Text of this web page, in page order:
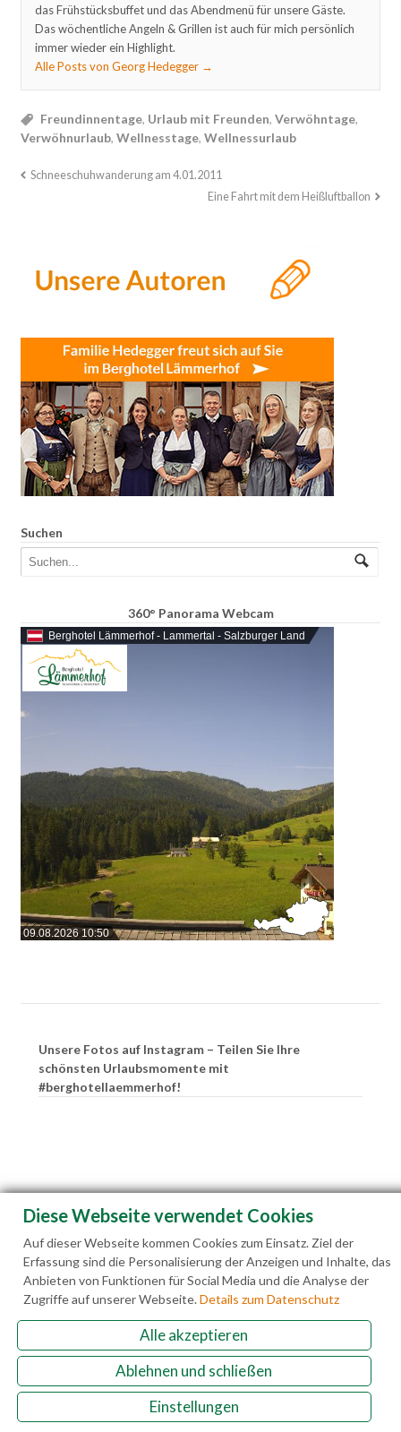
das Frühstücksbuffet und das Abendmenü für unsere Gäste.
Das wöchentliche Angeln & Grillen ist auch für mich persönlich
immer wieder ein Highlight.
Alle Posts von Georg Hedegger →
Freundinnentage, Urlaub mit Freunden,Verwöhntage,
Verwöhnurlaub, Wellnesstage, Wellnessurlaub
Schneeschuhwanderung am 4.01.2011
Eine Fahrt mit dem Heißluftballon
Suchen
360° Panorama Webcam
Berghotel Lämmerhof - Lammertal - Salzburger Land
09.08.2026 10:50
Unsere Fotos auf Instagram – Teilen Sie Ihre
schönsten Urlaubsmomente mit
#berghotellaemmerhof!
Familie Hedegger Lämmerhofweg 2 A-5522 St.
Martin a. Tgb.
+43(0)6463 7141
info@laemmerhof.at
www.laemmerhof.at
Datenschutz Impressum
Diese Webseite verwendet Cookies
Auf dieser Webseite kommen Cookies zum Einsatz. Ziel der
Erfassung sind die Personalisierung der Anzeigen und Inhalte, das
Anbieten von Funktionen für Social Media und die Analyse der
Zugriffe auf unserer Webseite.Details zum Datenschutz
Alle akzeptieren
Ablehnen und schließen
Einstellungen